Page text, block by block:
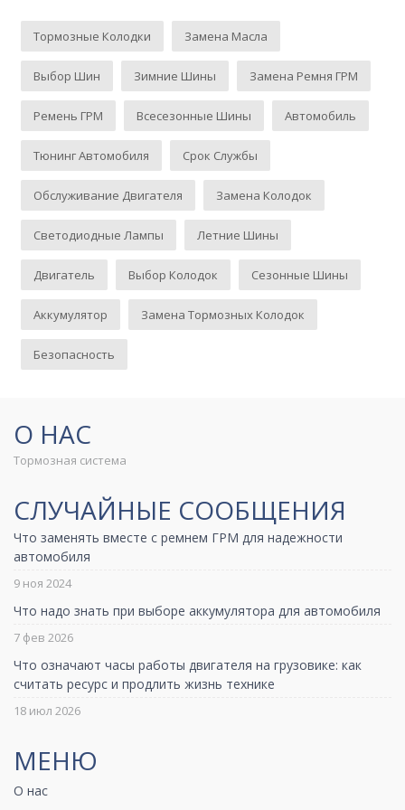
Тормозные Колодки Замена Масла
Выбор Шин Зимние Шины Замена Ремня ГРМ
Ремень ГРМ Всесезонные Шины Автомобиль
Тюнинг Автомобиля Срок Службы
Обслуживание Двигателя Замена Колодок
Светодиодные Лампы Летние Шины
Двигатель Выбор Колодок Сезонные Шины
Аккумулятор Замена Тормозных Колодок
Безопасность
О НАС
Тормозная система
СЛУЧАЙНЫЕ СООБЩЕНИЯ
Что заменять вместе с ремнем ГРМ для надежности
автомобиля
9 ноя 2024
Что надо знать при выборе аккумулятора для автомобиля
7 фев 2026
Что означают часы работы двигателя на грузовике: как
считать ресурс и продлить жизнь технике
18 июл 2026
МЕНЮ
О нас